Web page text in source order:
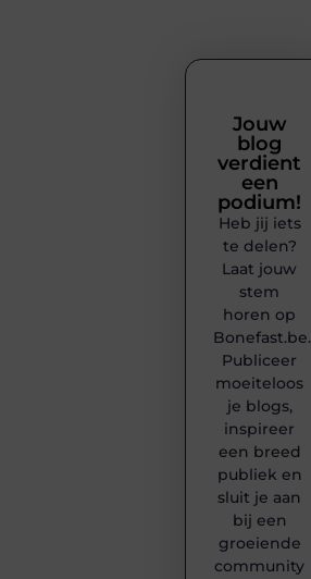
Jouw
blog
verdient
een
podium!
Heb jij iets
te delen?
Laat jouw
stem
horen op
Bonefast.be.
Publiceer
moeiteloos
je blogs,
inspireer
een breed
publiek en
sluit je aan
bij een
groeiende
community